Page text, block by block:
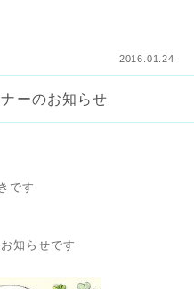
2016.01.24
ーのお知らせ
です
知らせです